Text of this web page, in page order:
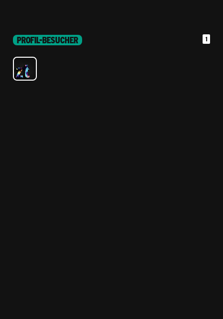
PROFIL-BESUCHER 1